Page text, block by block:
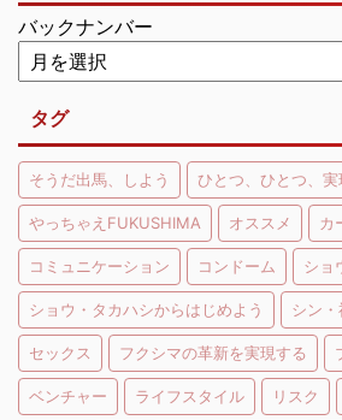
バックナンバー
タグ
そうだ出馬、しよう ひとつ、ひとつ、
やっちゃえFUKUSHIMA オススメ カ
コミュニケーション コンドーム ショ
ショウ・タカハシからはじめよう シン
セックス フクシマの革新を実現する
ベンチャー ライフスタイル リスク